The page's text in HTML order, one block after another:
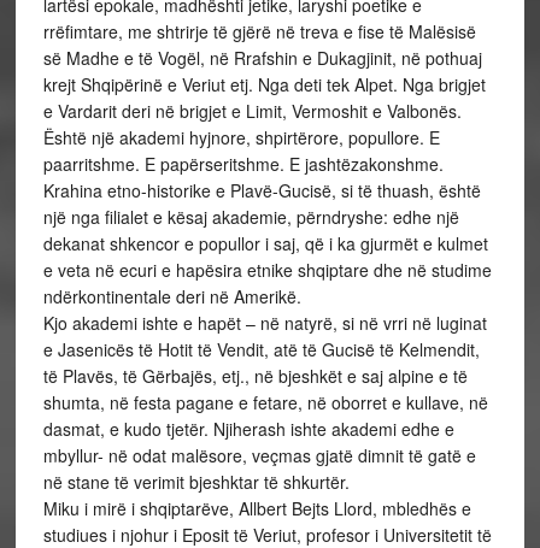
lartësi epokale, madhështi jetike, laryshi poetike e
rrëfimtare, me shtrirje të gjërë në treva e fise të Malësisë
së Madhe e të Vogël, në Rrafshin e Dukagjinit, në pothuaj
krejt Shqipërinë e Veriut etj. Nga deti tek Alpet. Nga brigjet
e Vardarit deri në brigjet e Limit, Vermoshit e Valbonës.
Është një akademi hyjnore, shpirtërore, popullore. E
paarritshme. E papërseritshme. E jashtëzakonshme.
Krahina etno-historike e Plavë-Gucisë, si të thuash, është
një nga filialet e kësaj akademie, përndryshe: edhe një
dekanat shkencor e popullor i saj, që i ka gjurmët e kulmet
e veta në ecuri e hapësira etnike shqiptare dhe në studime
ndërkontinentale deri në Amerikë.
Kjo akademi ishte e hapët – në natyrë, si në vrri në luginat
e Jasenicës të Hotit të Vendit, atë të Gucisë të Kelmendit,
të Plavës, të Gërbajës, etj., në bjeshkët e saj alpine e të
shumta, në festa pagane e fetare, në oborret e kullave, në
dasmat, e kudo tjetër. Njiherash ishte akademi edhe e
mbyllur- në odat malësore, veçmas gjatë dimnit të gatë e
në stane të verimit bjeshktar të shkurtër.
Miku i mirë i shqiptarëve, Allbert Bejts Llord, mbledhës e
studiues i njohur i Eposit të Veriut, profesor i Universitetit të